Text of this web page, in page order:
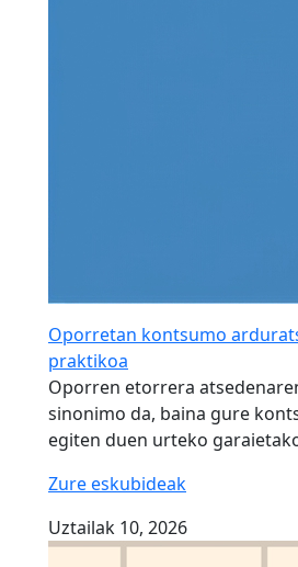
Oporretan kontsumo
praktikoa
Oporren etorrera
sinonimo da, baina gure
egiten duen urteko
Zure eskubideak
Uztailak 10, 2026